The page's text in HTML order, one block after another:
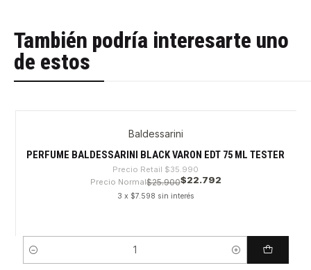
También podría interesarte uno
de estos
Baldessarini
PERFUME BALDESSARINI BLACK VARON EDT 75 ML TESTER
Precio Retail $35.990
Precio Normal$25.900$22.792
3 x $7.598 sin interés
Cantidad